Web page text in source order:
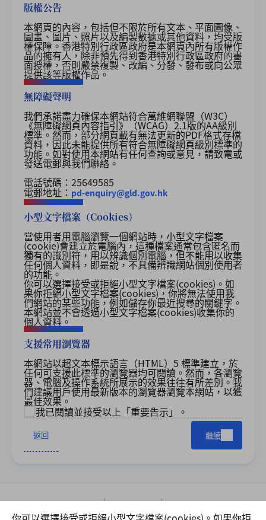
版權公告
本網頁的內容，包括但不限於所有文本、平面圖像、
圖畫、圖片、照片以及編製數據或其他資料，均受版
權保障。香港特別行政區政府是本網頁內所有版權作
品的擁有人，除非預先得到香港特別行政區政府的書
面授權，否則嚴禁複製、改編、分發、發布或向公眾
提供該等版權作品。
無障礙聲明
我們承諾盡力確保本網站符合萬維網聯盟（W3C）
《無障礙網頁內容指引》（WCAG）2.1版的AA級別
標準。然而，部分網頁載有無法更新的PDF格式存檔
資料，因此未能提供所有符合無障礙網頁級別標準的
功能。如對使用本網站有任何查詢或意見，請致電或
發送電郵與我們聯絡。
電話號碼：25649585
電郵地址： pd-enquiry@gld.gov.hk
小型文字檔案（Cookies）
當使用者用電腦瀏覽一個網站時，小型文字檔案
(cookie)會建立於電腦內，這種檔案通常包含匿名而
獨有的識別符，用以辨識個別電腦，但不能用以收集
任何個人資料，即是說，不具備辨識網站個別使用者
的功能。
你可以選擇接受或拒絕小型文字檔案(cookies) 。如
果你拒絕小型文字檔案(cookies)，你將無法使用我
們網站的某些功能，例如儲存你最近搜尋的關鍵字。
本網站並不會透過小型文字檔案(cookies)收集你的
個人資料。
支援常用瀏覽器
本網站以超文本標示語言（HTML）5 標準建立，於
任何可支援此標準的瀏覽器均可閱讀。然而，各瀏覽
器、電腦及操作系統所展示的效果往往有所差別。我
們建議用戶使用最新版本的瀏覽器瀏覽本網站，以獲
最佳效果。
我已閱讀並接受以上「重要告示」。
返回 繼續
網站指南 重要告示
私隱政策